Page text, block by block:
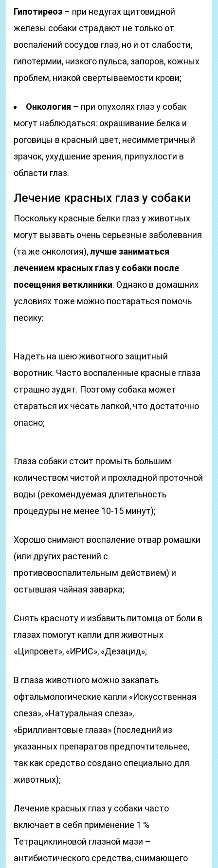
Гипотиреоз – при недугах щитовидной
железы собаки страдают не только от
воспалений сосудов глаз, но и от слабости,
гипотермии, низкого пульса, запоров, кожных
проблем, низкой свертываемости крови;
Онкология – при опухолях глаз у собак
могут наблюдаться: окрашивание белка и
роговицы в красный цвет, несимметричный
зрачок, ухудшение зрения, припухлости в
области глаз.
Лечение красных глаз у собаки
Поскольку красные белки глаз у животных
могут вызвать очень серьезные заболевания
(та же онкология),лучше заниматься
лечением красных глаз у собаки после
посещения ветклиники. Однако в домашних
условиях тоже можно постараться помочь
песику:
Надеть на шею животного защитный
воротник. Часто воспаленные красные глаза
страшно зудят. Поэтому собака может
стараться их чесать лапкой, что достаточно
опасно;
Глаза собаки стоит промыть большим
количеством чистой и прохладной проточной
воды (рекомендуемая длительность
процедуры не менее 10-15 минут);
Хорошо снимают воспаление отвар ромашки
(или других растений с
противовоспалительным действием) и
остывшая чайная заварка;
Снять красноту и избавить питомца от боли в
глазах помогут капли для животных
«Ципровет», «ИРИС», «Дезацид»;
В глаза животного можно закапать
офтальмологические капли «Искусственная
слеза», «Натуральная слеза»,
«Бриллиантовые глаза» (последний из
указанных препаратов предпочтительнее,
так как средство создано специально для
животных);
Лечение красных глаз у собаки часто
включает в себя применение 1 %
Тетрациклиновой глазной мази –
антибиотического средства, снимающего